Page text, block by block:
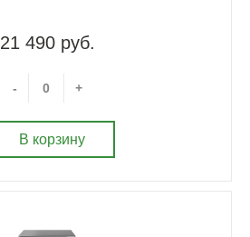
21 490 руб.
- +
В корзину